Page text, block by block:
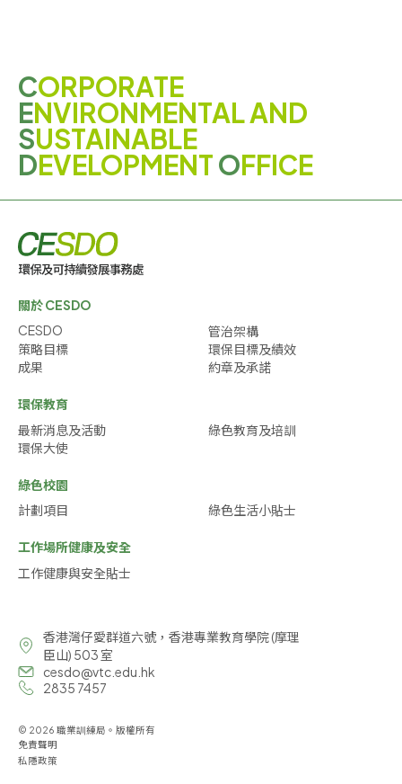
CORPORATE
ENVIRONMENTAL AND
SUSTAINABLE
DEVELOPMENTOFFICE
關於 CESDO
CESDO
管治架構
策略目標
環保目標及績效
成果
約章及承諾
環保教育
最新消息及活動
綠色教育及培訓
環保大使
綠色校園
計劃項目
綠色生活小貼士
工作場所健康及安全
工作健康與安全貼士
香港灣仔愛群道六號，香港專業教育學院 (摩理
臣山) 503 室
cesdo@vtc.edu.hk
2835 7457
© 2026 職業訓練局。版權所有
免責聲明
私隱政策